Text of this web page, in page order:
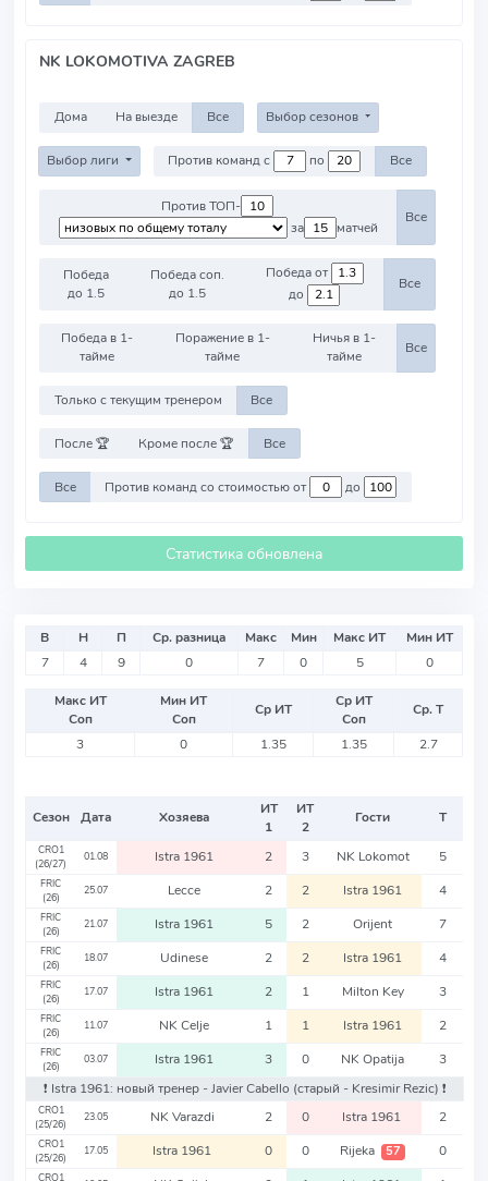
NK LOKOMOTIVA ZAGREB
Дома На выезде Все Выбор сезонов
Выбор лиги Против команд с по Все
Против ТОП-
за
матчей
Все
Победа
до 1.5
Победа соп.
до 1.5
Победа от
до
Все
Победа в 1-
тайме
Поражение в 1-
тайме
Ничья в 1-
тайме
Все
Только с текущим тренером Все
После 🏆 Кроме после 🏆 Все
Все Против команд со стоимостью от до
Статистика обновлена
В Н П Ср. разница Макс Мин Макс ИТ
Мин ИТ
7
4 9 0 7 0 5 0
Макс ИТ
Соп
Мин ИТ
Соп
Ср ИТ
Ср ИТ
Соп
Ср. Т
3
0 1.35 1.35 2.7
Сезон Дата Хозяева
ИТ
1
ИТ
2
Гости Т
CRO1
(26/27)
01.08 Istra 1961 2 3 NK Lokomot 5
FRIC
(26)
25.07 Lecce 2 2 Istra 1961 4
FRIC
(26)
21.07 Istra 1961 5 2 Orijent 7
FRIC
(26)
18.07 Udinese 2 2 Istra 1961 4
FRIC
(26)
17.07 Istra 1961 2 1 Milton Key 3
FRIC
(26)
11.07 NK Celje 1 1 Istra 1961 2
FRIC
(26)
03.07 Istra 1961 3 0 NK Opatija
3
❗️ Istra 1961: новый тренер - Javier Cabello (старый - Kresimir Rezic) ❗️
CRO1
(25/26)
23.05 NK Varazdi 2 0 Istra 1961 2
CRO1
(25/26)
17.05 Istra 1961 0 0 Rijeka 57 0
CRO1